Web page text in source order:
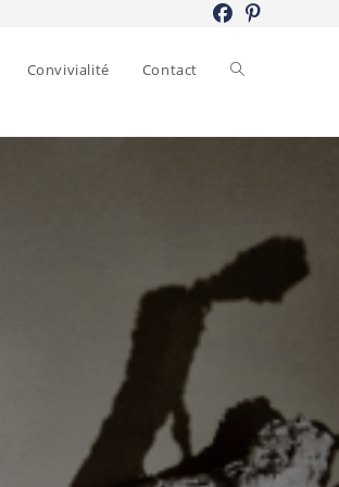
Convivialité Contact Toggle
search